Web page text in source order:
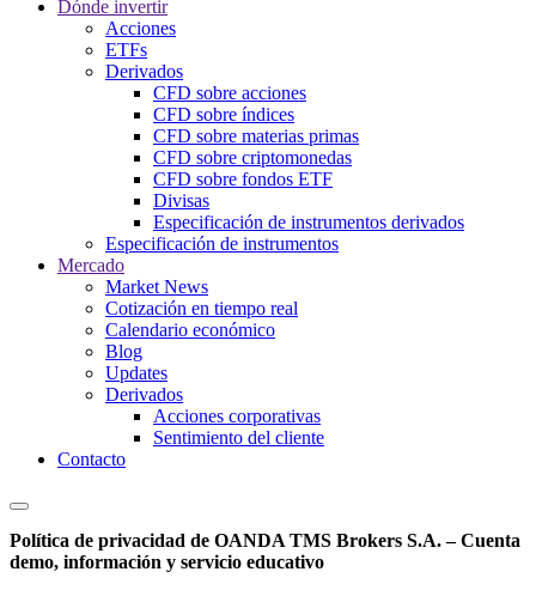
Dónde invertir
Acciones
ETFs
Derivados
CFD sobre acciones
CFD sobre índices
CFD sobre materias primas
CFD sobre criptomonedas
CFD sobre fondos ETF
Divisas
Especificación de instrumentos derivados
Especificación de instrumentos
Mercado
Market News
Cotización en tiempo real
Calendario económico
Blog
Updates
Derivados
Acciones corporativas
Sentimiento del cliente
Contacto
Política de privacidad de OANDA TMS Brokers S.A. – Cuenta
demo, información y servicio educativo